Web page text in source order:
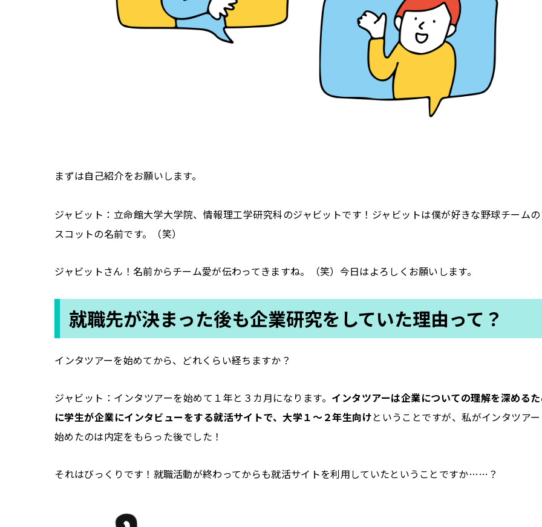
――まずは自己紹介をお願いします。
ジャビット：立命館大学大学院、情報理工学研究科のジャビットです！ジャビットは僕が好きな野球チーム
スコットの名前です。（笑）
――ジャビットさん！名前からチーム愛が伝わってきますね。（笑）今日はよろしくお願いします。
就職先が決まった後も企業研究をしていた理由って？
――インタツアーを始めてから、どれくらい経ちますか？
ジャビット：インタツアーを始めて１年と３カ月になります。 インタツアーは企業についての理解を深める
に学生が企業にインタビューをする就活サイトで、大学１～２年生向けということですが、私がインタツア
始めたのは内定をもらった後でした！
――それはびっくりです！就職活動が終わってからも就活サイトを利用していたということですか……？